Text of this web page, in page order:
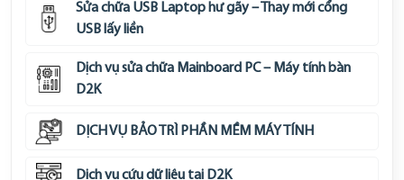
Sửa chữa USB Laptop hư gãy – Thay mới cổng
USB lấy liền
Dịch vụ sửa chữa Mainboard PC – Máy tính bàn
D2K
DỊCH VỤ BẢO TRÌ PHẦN MỀM MÁY TÍNH
Dịch vụ cứu dữ liệu tại D2K